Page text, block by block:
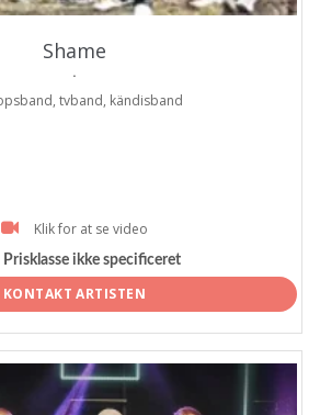
Shame
.
tvband, kändisband
Klik for at se video
Prisklasse ikke specificeret
KONTAKT ARTISTEN